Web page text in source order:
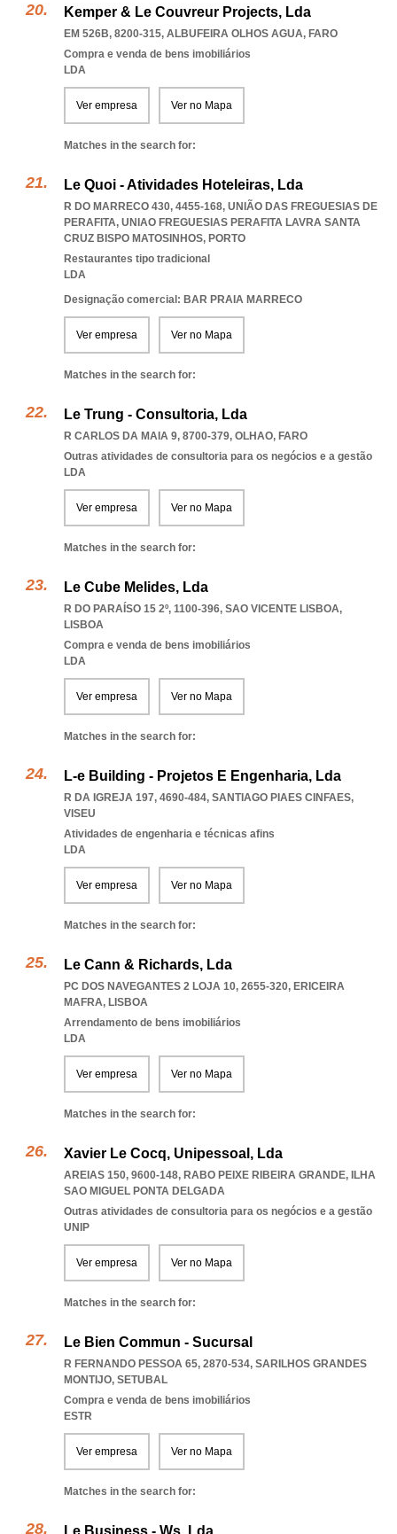
Kemper & Le Couvreur Projects, Lda
EM 526B, 8200-315, ALBUFEIRA OLHOS AGUA, FARO
Compra e venda de bens imobiliários
LDA
Ver empresa Ver no Mapa
Matches in the search for:
Le Quoi - Atividades Hoteleiras, Lda
R DO MARRECO 430, 4455-168, UNIÃO DAS FREGUESIAS DE
PERAFITA, UNIAO FREGUESIAS PERAFITA LAVRA SANTA
CRUZ BISPO MATOSINHOS, PORTO
Restaurantes tipo tradicional
LDA
Designação comercial: BAR PRAIA MARRECO
Ver empresa Ver no Mapa
Matches in the search for:
Le Trung - Consultoria, Lda
R CARLOS DA MAIA 9, 8700-379, OLHAO, FARO
Outras atividades de consultoria para os negócios e a gestão
LDA
Ver empresa Ver no Mapa
Matches in the search for:
Le Cube Melides, Lda
R DO PARAÍSO 15 2º, 1100-396, SAO VICENTE LISBOA,
LISBOA
Compra e venda de bens imobiliários
LDA
Ver empresa Ver no Mapa
Matches in the search for:
L-e Building - Projetos E Engenharia, Lda
R DA IGREJA 197, 4690-484, SANTIAGO PIAES CINFAES,
VISEU
Atividades de engenharia e técnicas afins
LDA
Ver empresa Ver no Mapa
Matches in the search for:
Le Cann & Richards, Lda
PC DOS NAVEGANTES 2 LOJA 10, 2655-320, ERICEIRA
MAFRA, LISBOA
Arrendamento de bens imobiliários
LDA
Ver empresa Ver no Mapa
Matches in the search for:
Xavier Le Cocq, Unipessoal, Lda
AREIAS 150, 9600-148, RABO PEIXE RIBEIRA GRANDE, ILHA
SAO MIGUEL PONTA DELGADA
Outras atividades de consultoria para os negócios e a gestão
UNIP
Ver empresa Ver no Mapa
Matches in the search for:
Le Bien Commun - Sucursal
R FERNANDO PESSOA 65, 2870-534, SARILHOS GRANDES
MONTIJO, SETUBAL
Compra e venda de bens imobiliários
ESTR
Ver empresa Ver no Mapa
Matches in the search for:
Le Business - Ws, Lda